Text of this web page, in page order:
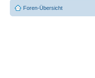
Foren-Übersicht